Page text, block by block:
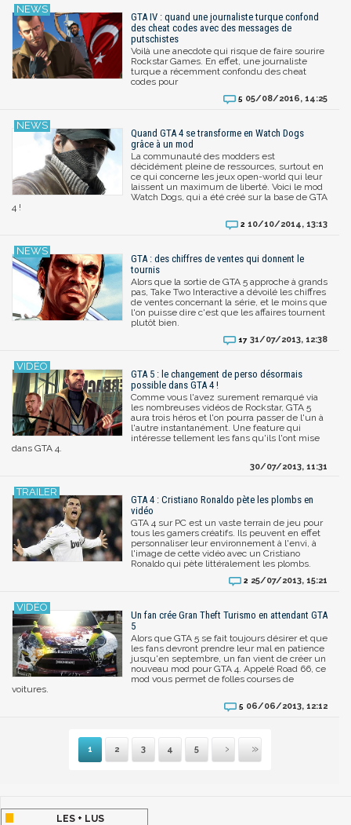
GTA IV : quand une journaliste turque confond
des cheat codes avec des messages de
putschistes
Voilà une anecdote qui risque de faire sourire
Rockstar Games. En effet, une journaliste
turque a récemment confondu des cheat
codes pour
5 05/08/2016, 14:25
Quand GTA 4 se transforme en Watch Dogs
grâce à un mod
La communauté des modders est
décidément pleine de ressources, surtout en
ce qui concerne les jeux open-world qui leur
laissent un maximum de liberté. Voici le mod
Watch Dogs, qui a été créé sur la base de GTA
4 !
2 10/10/2014, 13:13
GTA : des chiffres de ventes qui donnent le
tournis
Alors que la sortie de GTA 5 approche à grands
pas, Take Two Interactive a dévoilé les chiffres
de ventes concernant la série, et le moins que
l'on puisse dire c'est que les affaires tournent
plutôt bien.
17 31/07/2013, 12:38
GTA 5 : le changement de perso désormais
possible dans GTA 4 !
Comme vous l'avez surement remarqué via
les nombreuses vidéos de Rockstar, GTA 5
aura trois héros et l'on pourra passer de l'un à
l'autre instantanément. Une feature qui
intéresse tellement les fans qu'ils l'ont mise
dans GTA 4.
30/07/2013, 11:31
GTA 4 : Cristiano Ronaldo pète les plombs en
vidéo
GTA 4 sur PC est un vaste terrain de jeu pour
tous les gamers créatifs. Ils peuvent en effet
personnaliser leur environnement à l'envi, à
l'image de cette vidéo avec un Cristiano
Ronaldo qui pète littéralement les plombs.
2 25/07/2013, 15:21
Un fan crée Gran Theft Turismo en attendant GTA
5
Alors que GTA 5 se fait toujours désirer et que
les fans devront prendre leur mal en patience
jusqu'en septembre, un fan vient de créer un
nouveau mod pour GTA 4. Appelé Road 66, ce
mod vous permet de folles courses de
voitures.
5 06/06/2013, 12:12
1 2 3 4 5
Suivante
Dernière
LES + LUS